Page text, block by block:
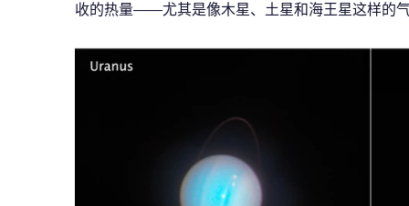
收的热量——尤其是像木星、土星和海王星这样的